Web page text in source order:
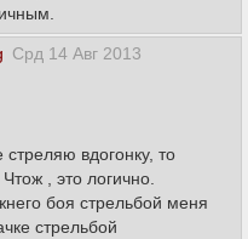
Срд 14 Авг 2013
вдогонку, то
, это логично.
боя стрельбой меня
стрельбой